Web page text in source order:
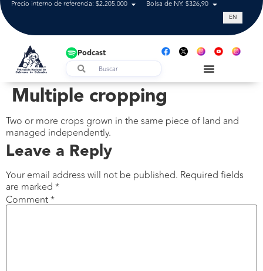
Precio interno de referencia: $2.205.000 Bolsa de NY: $326,90 Tasa de
EN
Podcast
Multiple cropping
Two or more crops grown in the same piece of land and
managed independently.
Leave a Reply
Your email address will not be published. Required fields
are marked *
Comment*